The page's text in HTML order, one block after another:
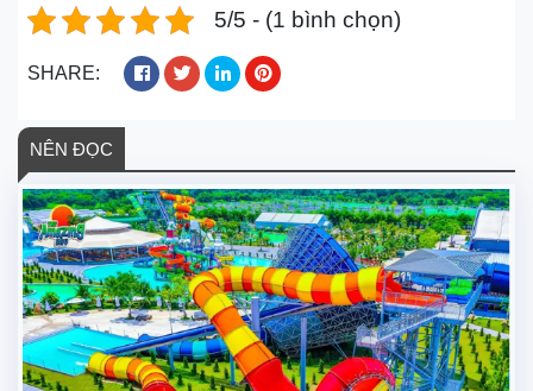
5/5 - (1 bình chọn)
SHARE:
NÊN ĐỌC